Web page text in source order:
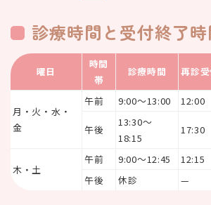
診療時間と受付終了時
曜日
時間
帯
診療時間 再診
月・火・水・
金
午前 9:00〜13:00 12:00
午後
13:30〜
18:15
17:30
木・土
午前 9:00〜12:45 12:15
午後
休診 —